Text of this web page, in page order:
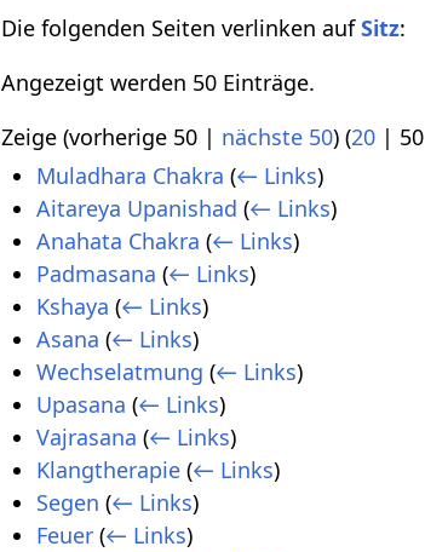
Die folgenden Seiten verlinken aufSitz:
Angezeigt werden 50 Einträge.
Zeige (vorherige 50 | nächste 50) (20 | 50
Muladhara Chakra (← Links)
Aitareya Upanishad (← Links)
Anahata Chakra (← Links)
Padmasana (← Links)
Kshaya (← Links)
Asana (← Links)
Wechselatmung (← Links)
Upasana (← Links)
Vajrasana (← Links)
Klangtherapie (← Links)
Segen (← Links)
Feuer (← Links)